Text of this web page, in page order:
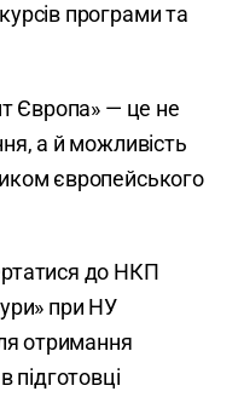
програми та
Європа» — це не
а й можливість
європейського
до НКП
при НУ
отримання
підготовці